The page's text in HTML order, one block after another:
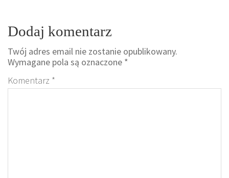
Dodaj komentarz
Twój adres email nie zostanie opublikowany.
Wymagane pola są oznaczone *
Komentarz *